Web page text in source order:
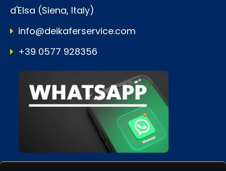
d'Elsa (Siena, Italy)
info@deikaferservice.com
+39 0577 928356